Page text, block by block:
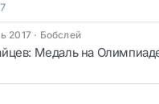
2017· Бобслей
Медаль на